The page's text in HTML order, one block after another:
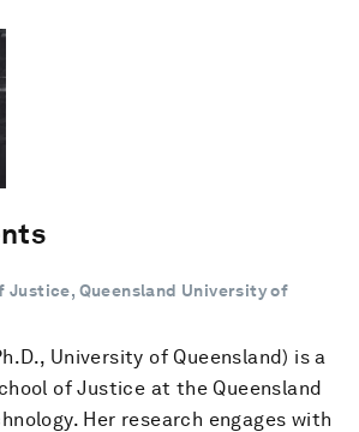
Justice, Queensland University of
University of Queensland) is a
of Justice at the Queensland
Her research engages with